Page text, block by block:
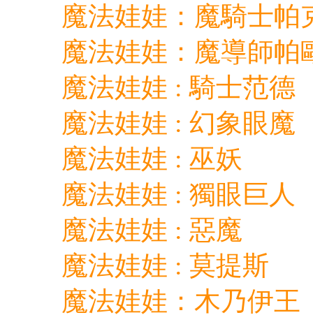
魔法娃娃：魔騎士帕
魔法娃娃：魔導師帕
魔法娃娃 : 騎士范德
魔法娃娃 : 幻象眼魔
魔法娃娃 : 巫妖
魔法娃娃 : 獨眼巨人
魔法娃娃 : 惡魔
魔法娃娃 : 莫提斯
魔法娃娃：木乃伊王